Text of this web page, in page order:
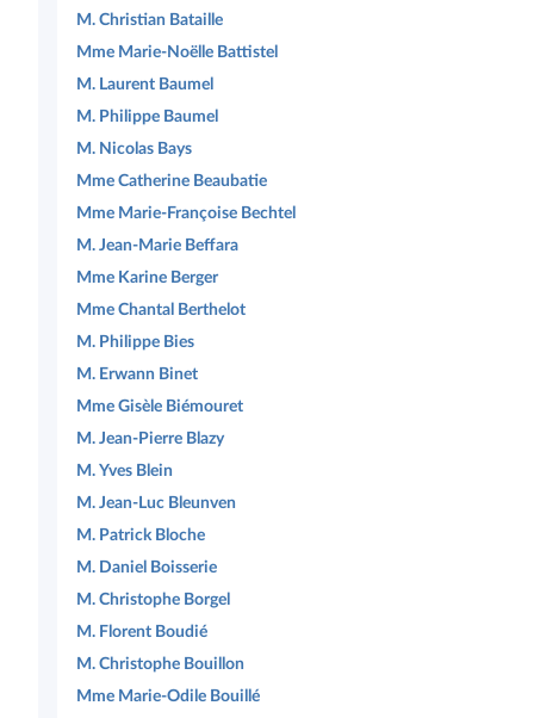
M. Christian Bataille
Mme Marie-Noëlle Battistel
M. Laurent Baumel
M. Philippe Baumel
M. Nicolas Bays
Mme Catherine Beaubatie
Mme Marie-Françoise Bechtel
M. Jean-Marie Beffara
Mme Karine Berger
Mme Chantal Berthelot
M. Philippe Bies
M. Erwann Binet
Mme Gisèle Biémouret
M. Jean-Pierre Blazy
M. Yves Blein
M. Jean-Luc Bleunven
M. Patrick Bloche
M. Daniel Boisserie
M. Christophe Borgel
M. Florent Boudié
M. Christophe Bouillon
Mme Marie-Odile Bouillé